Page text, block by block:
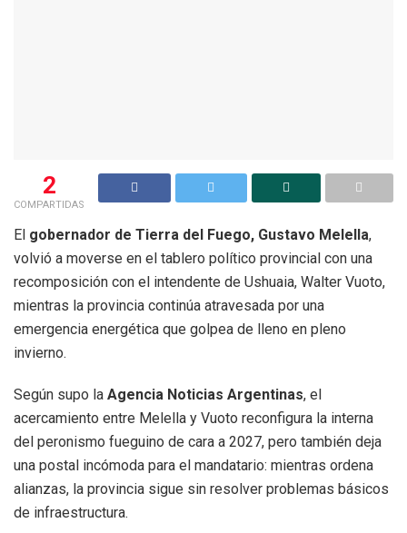
2
COMPARTIDAS
El gobernador de Tierra del Fuego, Gustavo Melella,
volvió a moverse en el tablero político provincial con una
recomposición con el intendente de Ushuaia, Walter Vuoto,
mientras la provincia continúa atravesada por una
emergencia energética que golpea de lleno en pleno
invierno.
Según supo la Agencia Noticias Argentinas, el
acercamiento entre Melella y Vuoto reconfigura la interna
del peronismo fueguino de cara a 2027, pero también deja
una postal incómoda para el mandatario: mientras ordena
alianzas, la provincia sigue sin resolver problemas básicos
de infraestructura.